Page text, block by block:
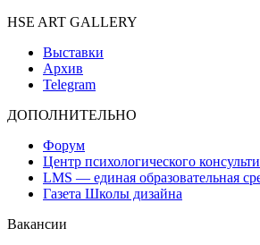
HSE ART GALLERY
Выставки
Архив
Telegram
ДОПОЛНИТЕЛЬНО
Форум
Центр психологического
LMS — единая образовательная
Газета Школы дизайна
Вакансии